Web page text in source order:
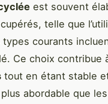
est souvent
telle que
types courants
Ce choix contribue
tout en étant stable
abordable que